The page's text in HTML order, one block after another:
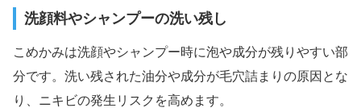
洗顔料やシャンプーの洗い残し
こめかみは洗顔やシャンプー時に泡や成分が残りやすい部
分です。洗い残された油分や成分が毛穴詰まりの原因とな
り、ニキビの発生リスクを高めます。